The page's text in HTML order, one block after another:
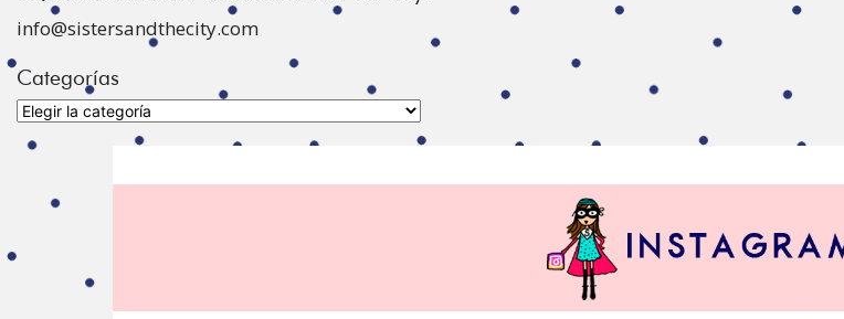
info@sistersandthecity.com
Categorías
Categorías